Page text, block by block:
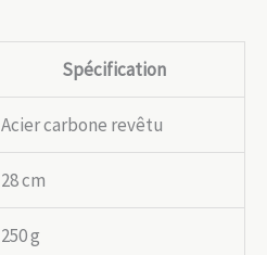
Spécification
Acier carbone revêtu
28 cm
250 g